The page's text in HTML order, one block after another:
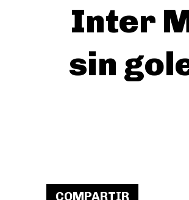
Inter
sin
COMPARTIR